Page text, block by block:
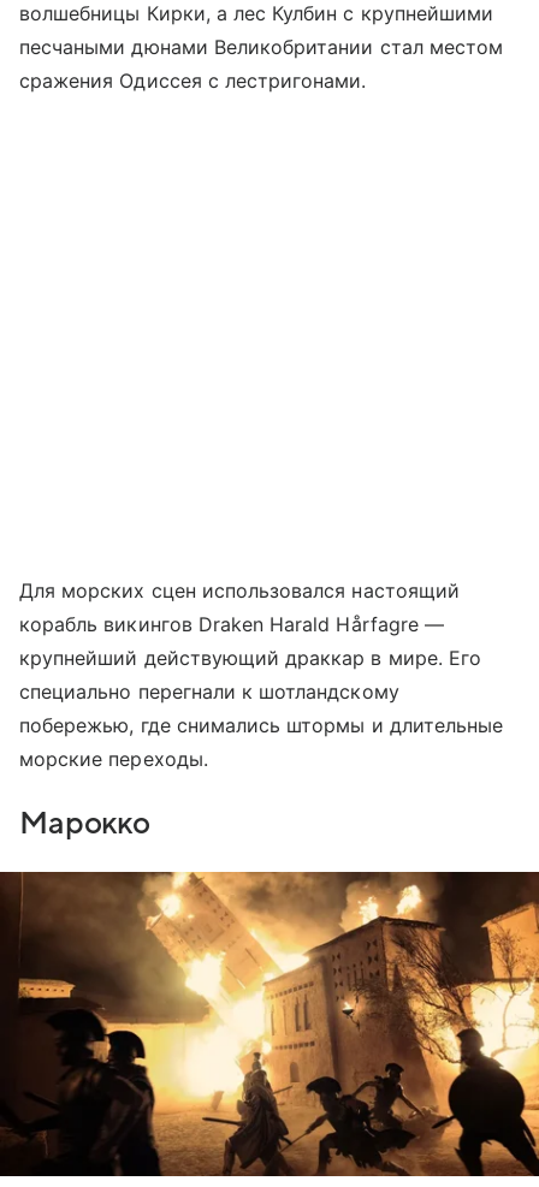
волшебницы Кирки, а лес Кулбин с крупнейшими
песчаными дюнами Великобритании стал местом
сражения Одиссея с лестригонами.
Для морских сцен использовался настоящий
корабль викингов Draken Harald Hårfagre —
крупнейший действующий драккар в мире. Его
специально перегнали к шотландскому
побережью, где снимались штормы и длительные
морские переходы.
Марокко